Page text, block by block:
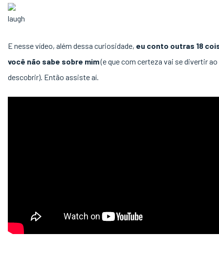
E nesse vídeo, além dessa curiosidade, eu conto outras 18
você não sabe sobre mim(e que com certeza vai se divertir ao
descobrir). Então assiste aí.